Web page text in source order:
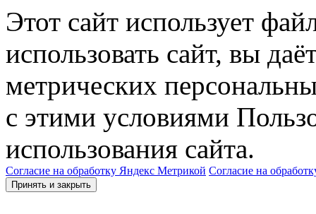
Этот сайт использует
использовать сайт, вы
метрических
с этими условиями
использования сайта.
Согласие на обработку Яндекс Метрикой Согласие на
Принять и закрыть